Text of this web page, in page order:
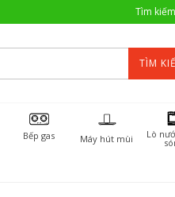
Tìm kiếm
TÌM
Bếp gas Máy hút mùi Lò